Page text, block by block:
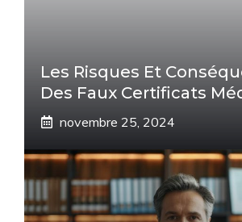
Les Risques Et
Des Faux Certificats
novembre 25, 2024